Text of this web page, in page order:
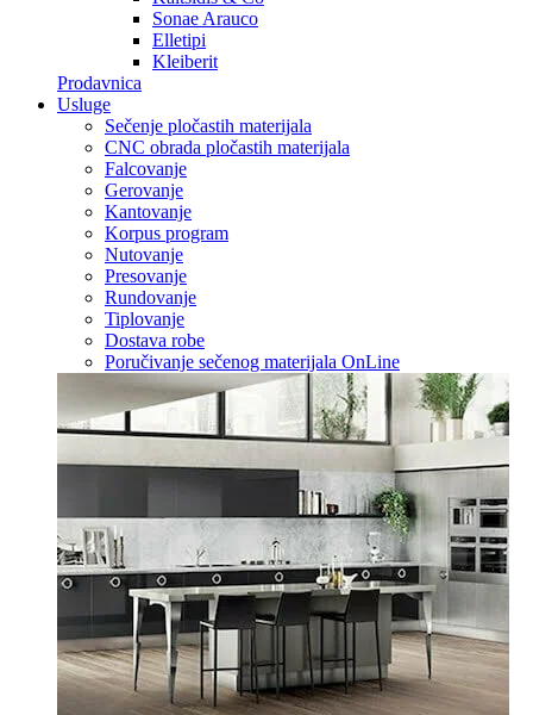
Sonae Arauco
Elletipi
Kleiberit
Prodavnica
Usluge
Sečenje pločastih materijala
CNC obrada pločastih materijala
Falcovanje
Gerovanje
Kantovanje
Korpus program
Nutovanje
Presovanje
Rundovanje
Tiplovanje
Dostava robe
Poručivanje sečenog materijala OnLine